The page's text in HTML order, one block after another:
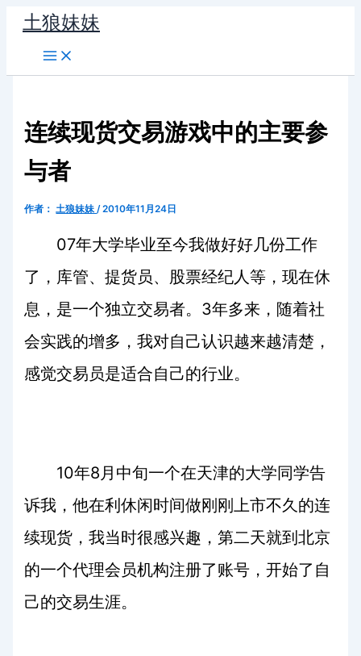
容
土狼妹妹
连续现货交易游戏中的主要参
与者
作者： 土狼妹妹/2010年11月24日
07年大学毕业至今我做好好几份工作
了，库管、提货员、股票经纪人等，现在休
息，是一个独立交易者。 3年多来，随着社
会实践的增多，我对自己认识越来越清楚，
感觉交易员是适合自己的行业。
10年8月中旬一个在天津的大学同学告
诉我，他在利休闲时间做刚刚上市不久的连
续现货，我当时很感兴趣，第二天就到北京
的一个代理会员机构注册了账号，开始了自
己的交易生涯。